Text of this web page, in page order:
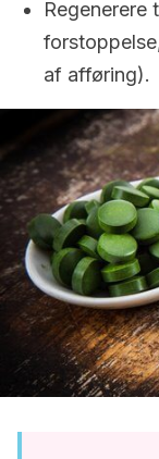
Regenerere
af ​​afføring).